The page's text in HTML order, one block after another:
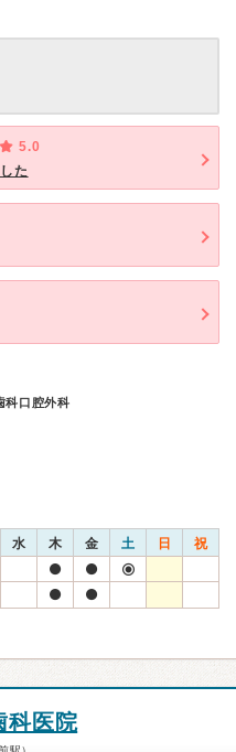
5.0
た
科口腔外科
水 木 金 土 日 祝
科医院